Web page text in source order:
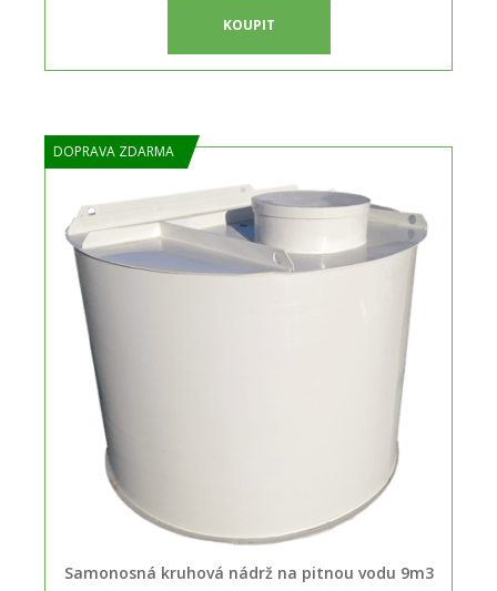
KOUPIT
DOPRAVA ZDARMA
Samonosná kruhová nádrž na pitnou vodu 9m3